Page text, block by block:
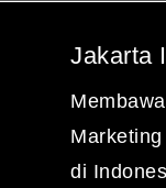
Jakarta
di